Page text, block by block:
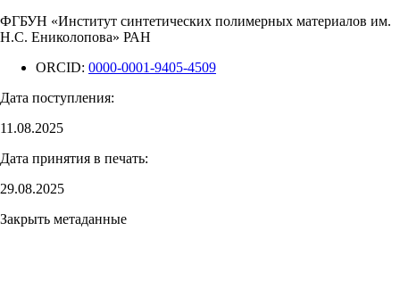
ФГБУН «Институт синтетических полимерных материалов им.
Н.С. Ениколопова» РАН
ORCID: 0000-0001-9405-4509
Дата поступления:
11.08.2025
Дата принятия в печать:
29.08.2025
Закрыть метаданные